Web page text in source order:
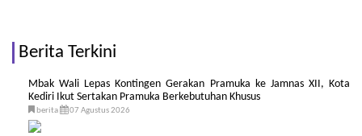
Berita Terkini
Mbak Wali Lepas Kontingen Gerakan Pramuka ke Jamnas XII, Kota
Kediri Ikut Sertakan Pramuka Berkebutuhan Khusus
berita 07 Agustus 2026